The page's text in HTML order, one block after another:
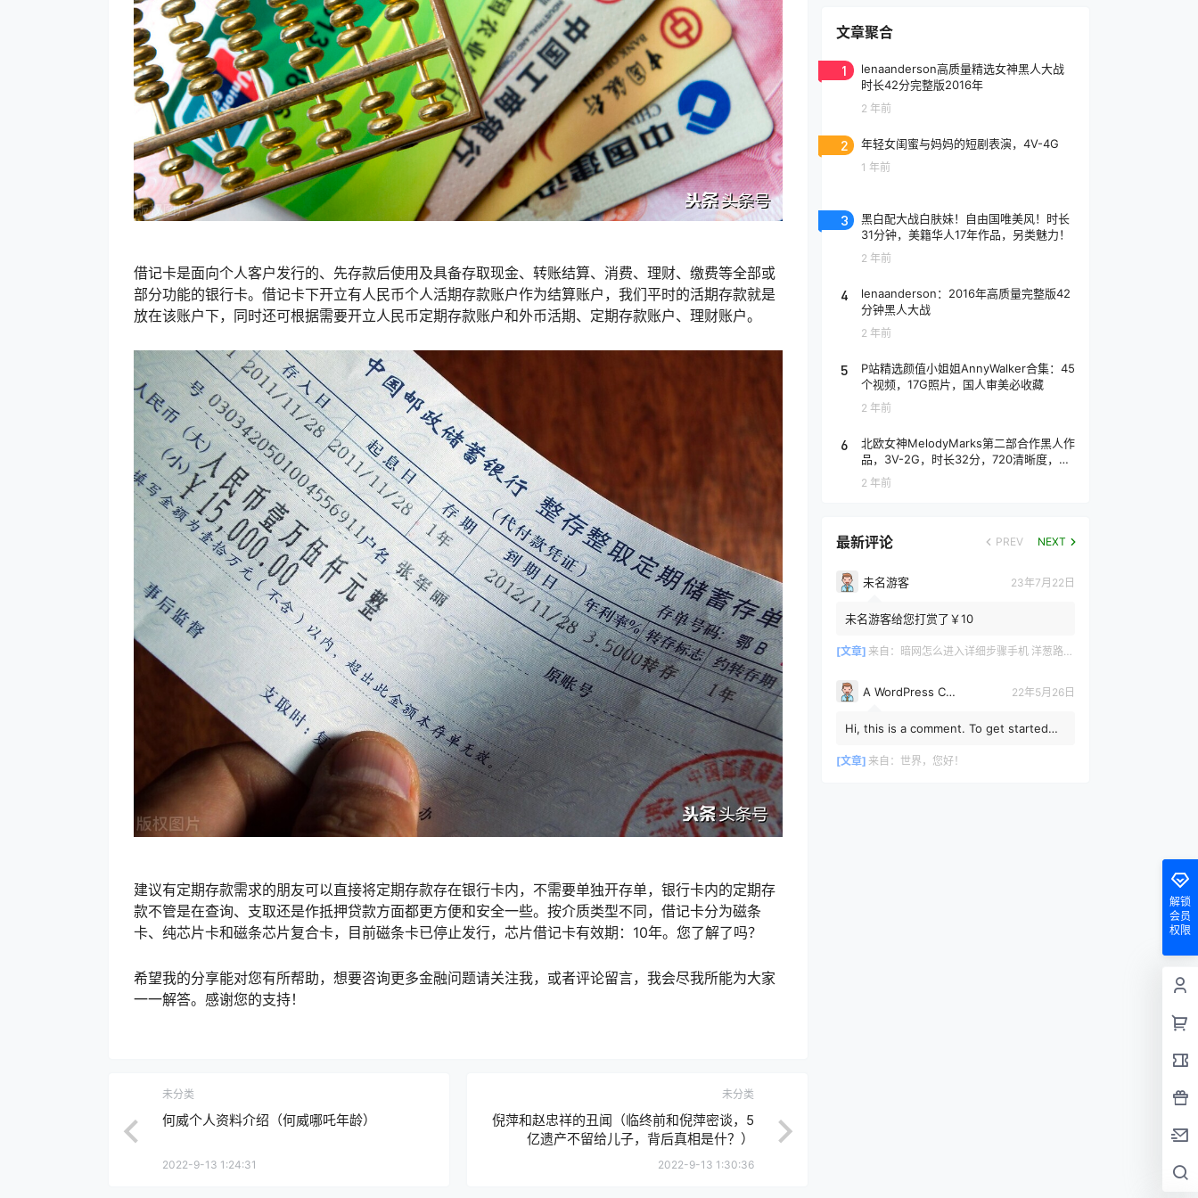
借记卡是面向个人客户发行的、先存款后使用及具备存取现金、转账结算、消费、理财、缴费等全部或
部分功能的银行卡。借记卡下开立有人民币个人活期存款账户作为结算账户，我们平时的活期存款就是
放在该账户下，同时还可根据需要开立人民币定期存款账户和外币活期、定期存款账户、理财账户。
建议有定期存款需求的朋友可以直接将定期存款存在银行卡内，不需要单独开存单，银行卡内的定期存
款不管是在查询、支取还是作抵押贷款方面都更方便和安全一些。按介质类型不同，借记卡分为磁条
卡、纯芯片卡和磁条芯片复合卡，目前磁条卡已停止发行，芯片借记卡有效期：10年。您了解了吗？
希望我的分享能对您有所帮助，想要咨询更多金融问题请关注我，或者评论留言，我会尽我所能为大家
一一解答。感谢您的支持！
未分类
何威个人资料介绍（何威哪吒年龄）
2022-9-13 1:24:31
未分类
倪萍和赵忠祥的丑闻（临终前和倪萍密谈，5
亿遗产不留给儿子，背后真相是什？）
2022-9-13 1:30:36
文章聚合
1
lenaanderson高质量精选女神黑人大战
时长42分完整版2016年
2 年前
2 年轻女闺蜜与妈妈的短剧表演，4V-4G
1 年前
3
黑白配大战白肤妹！自由国唯美风！时长
31分钟，美籍华人17年作品，另类魅力！
2 年前
4
lenaanderson：2016年高质量完整版42
分钟黑人大战
2 年前
5
P站精选颜值小姐姐AnnyWalker合集：45
个视频，17G照片，国人审美必收藏
2 年前
6
北欧女神MelodyMarks第二部合作黑人作
品，3V-2G，时长32分，720清晰度，抢
先版！
2 年前
最新评论 PREV NEXT
未名游客 23年7月22日
未名游客给您打赏了￥10
[文章] 来自： 暗网怎么进入详细步骤手机 洋葱路由器手机使用教程
A WordPress Commenter 22年5月26日
Hi, this is a comment. To get started
comments, please vis...
[文章] 来自： 世界，您好！
解锁
会员
权限